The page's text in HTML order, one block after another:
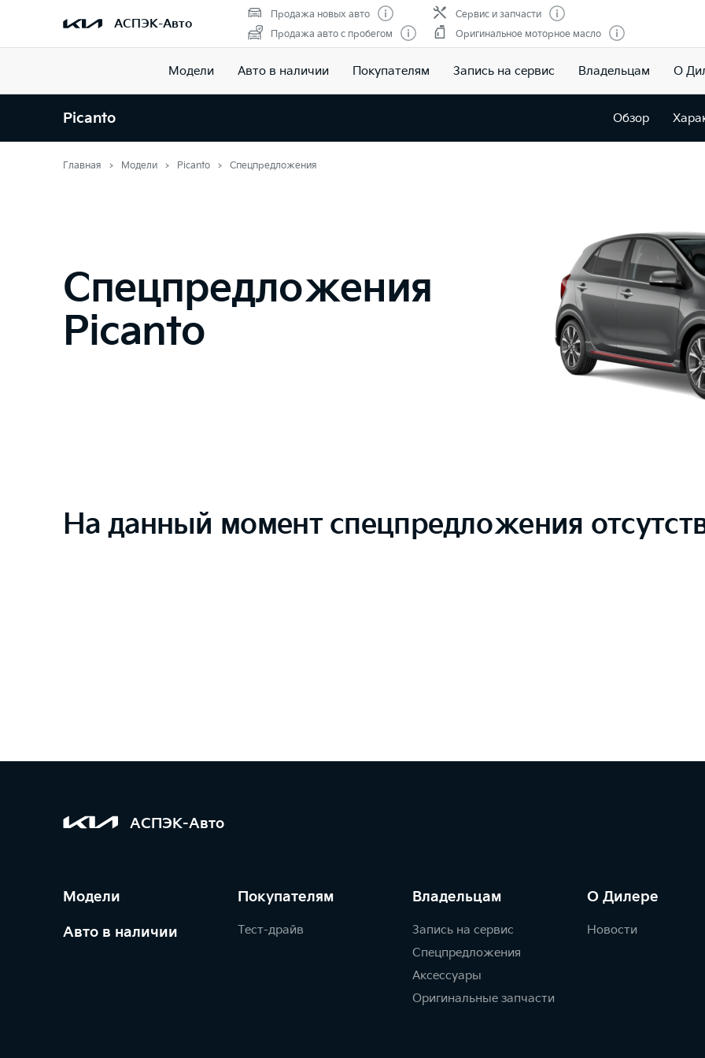
АСПЭК-Авто
Продажа новых авто
Продажа авто с пробегом
Сервис и запчасти
Оригинальное моторное масло
Модели Авто в наличии Покупателям Запись на сервис Владельцам О
Picanto Обзор
Главная Модели Picanto Спецпредложения
Спецпредложения
Picanto
На данный момент спецпредложения
АСПЭК-Авто
Модели
Авто в наличии
Покупателям
Тест-драйв
Владельцам
Запись на сервис
Спецпредложения
Аксессуары
Оригинальные запчасти
О Дилере
Новости